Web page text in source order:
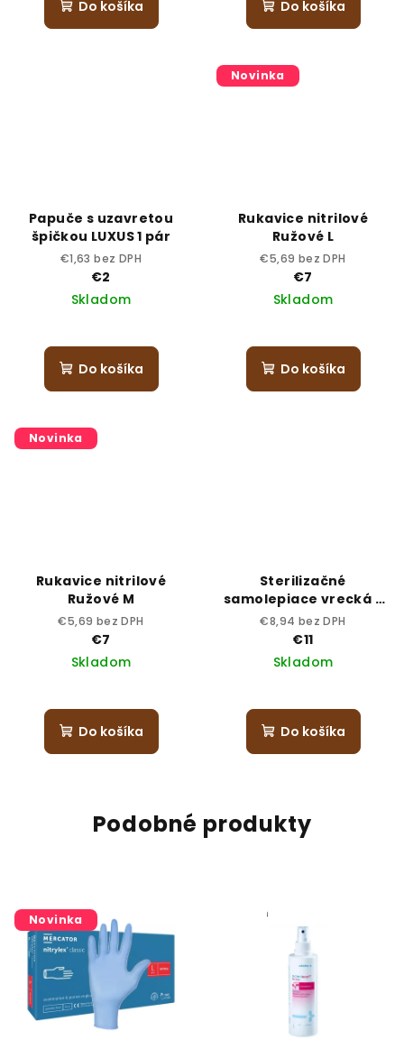
Do košíka Do košíka
Papuče s uzavretou
špičkou LUXUS 1 pár
€1,63 bez DPH
€2
Skladom
Do košíka
Novinka
Rukavice nitrilové
Ružové L
€5,69 bez DPH
€7
Skladom
Do košíka
Novinka
Rukavice nitrilové
Ružové M
€5,69 bez DPH
€7
Skladom
Do košíka
Sterilizačné
samolepiace vrecká -
90x230, 200 ks
€8,94 bez DPH
€11
Skladom
Do košíka
Podobné produkty
Novinka